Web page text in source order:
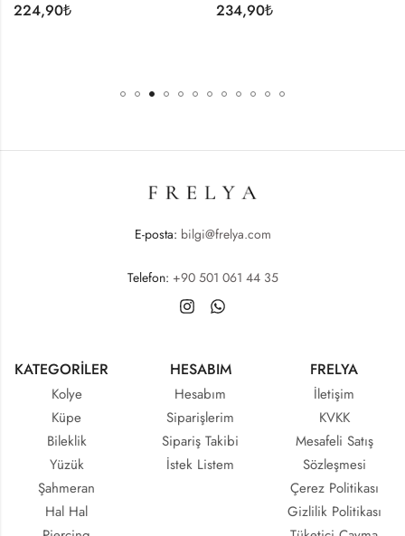
224,90₺
234,90₺
E-posta: bilgi@frelya.com
Telefon: +90 501 061 44 35
KATEGORİLER
Kolye
Küpe
Bileklik
Yüzük
Şahmeran
Hal Hal
HESABIM
Hesabım
Siparişlerim
Sipariş Takibi
İstek Listem
FRELYA
İletişim
KVKK
Mesafeli Satış
Sözleşmesi
Çerez Politikası
Gizlilik Politikası